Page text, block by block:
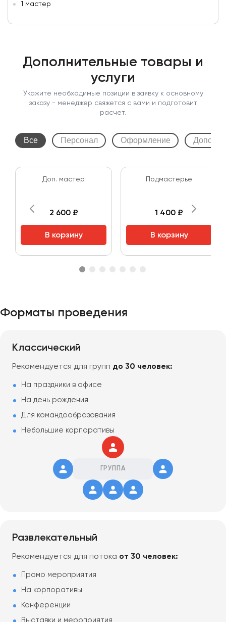
1 мастер
Дополнительные товары и
услуги
Укажите необходимые позиции в заявку к основному
заказу - менеджер свяжется с вами и подготовит
расчет.
Все Персонал Оформление
Доп. мастер
2 600 ₽
В корзину
Подмастерье
1 400 ₽
В корзину
Форматы проведения
Классический
Рекомендуется для групп до 30 человек:
На праздники в офисе
На день рождения
Для командообразования
Небольшие корпоративы
ГРУППА
Развлекательный
Рекомендуется для потока от 30 человек:
Промо мероприятия
На корпоративы
Конференции
Выставки и мероприятия